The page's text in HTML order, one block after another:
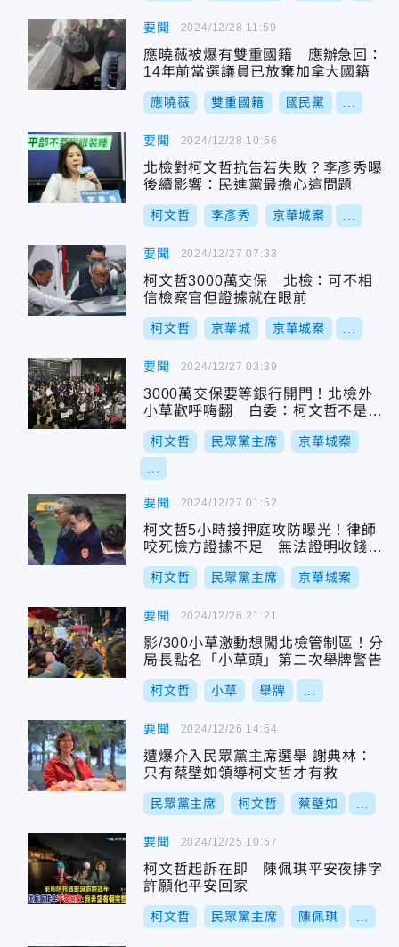
要聞
應曉薇被爆有雙重國籍 應辦急回：
14年前當選議員已放棄加拿大國籍
應曉薇 雙重國籍 國民黨
2024/12/28 11:59
要聞
北檢對柯文哲抗告若失敗？李彥秀曝
後續影響：民進黨最擔心這問題
柯文哲 李彥秀 京華城案
2024/12/28 10:56
要聞
柯文哲3000萬交保 北檢：可不相
信檢察官但證據就在眼前
柯文哲 京華城 京華城案
2024/12/27 07:33
要聞
3000萬交保要等銀行開門！北檢外
小草歡呼嗨翻 白委：柯文哲不是鄭
文燦
柯文哲 民眾黨主席 京華城案
2024/12/27 03:39
要聞
柯文哲5小時接押庭攻防曝光！律師
咬死檢方證據不足 無法證明收錢時
間地點
柯文哲 民眾黨主席 京華城案
2024/12/27 01:52
要聞
影/300小草激動想闖北檢管制區！分
局長點名「小草頭」第二次舉牌警告
柯文哲 小草 舉牌
2024/12/26 21:21
要聞
遭爆介入民眾黨主席選舉 謝典林：
只有蔡壁如領導柯文哲才有救
民眾黨主席 柯文哲 蔡壁如
2024/12/26 14:54
要聞
柯文哲起訴在即 陳佩琪平安夜排字
許願他平安回家
柯文哲 民眾黨主席 陳佩琪
2024/12/25 10:57